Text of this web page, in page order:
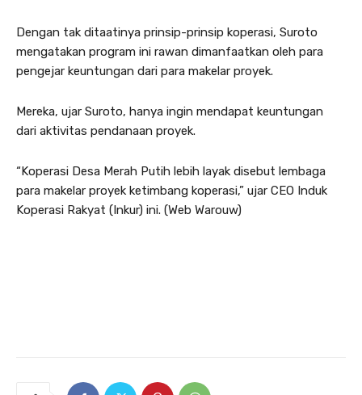
Dengan tak ditaatinya prinsip-prinsip koperasi, Suroto
mengatakan program ini rawan dimanfaatkan oleh para
pengejar keuntungan dari para makelar proyek.
Mereka, ujar Suroto, hanya ingin mendapat keuntungan
dari aktivitas pendanaan proyek.
“Koperasi Desa Merah Putih lebih layak disebut lembaga
para makelar proyek ketimbang koperasi,” ujar CEO Induk
Koperasi Rakyat (Inkur) ini. (Web Warouw)